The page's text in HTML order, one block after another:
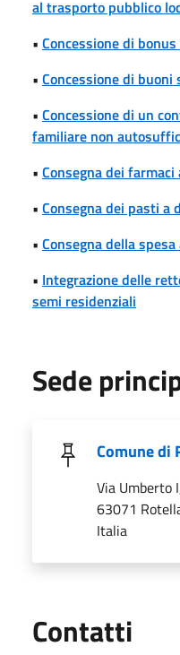
al trasporto pubblico
• Concessione di
• Concessione di buoni
• Concessione di un
familiare non
• Consegna dei
• Consegna dei pasti a
• Consegna della
• Integrazione delle
semi residenziali
Sede
Comune di
Via Umberto
63071
Italia
Contatti